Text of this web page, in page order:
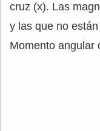
cruz (x). Las
y las que no
Momento